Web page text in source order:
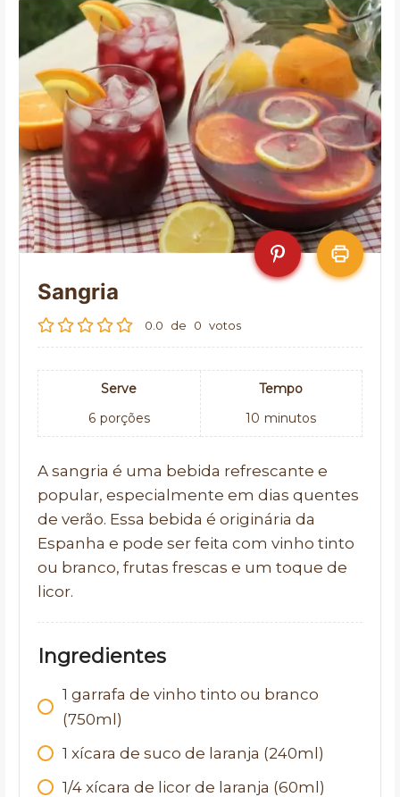
Sangria
0.0 de 0 votos
Serve
6 porções
Tempo
10 minutos
A sangria é uma bebida refrescante e
popular, especialmente em dias quentes
de verão. Essa bebida é originária da
Espanha e pode ser feita com vinho tinto
ou branco, frutas frescas e um toque de
licor.
Ingredientes
1 garrafa de vinho tinto ou branco
(750ml)
1 xícara de suco de laranja (240ml)
1/4 xícara de licor de laranja (60ml)